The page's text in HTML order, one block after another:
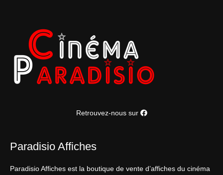
Retrouvez-nous sur
Paradisio Affiches
Paradisio Affiches est la boutique de vente d’affiches du cinéma